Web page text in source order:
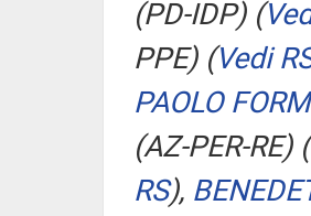
(PD-IDP) (
PPE) (Vedi
PAOLO
(AZ-PER-RE) (
RS),